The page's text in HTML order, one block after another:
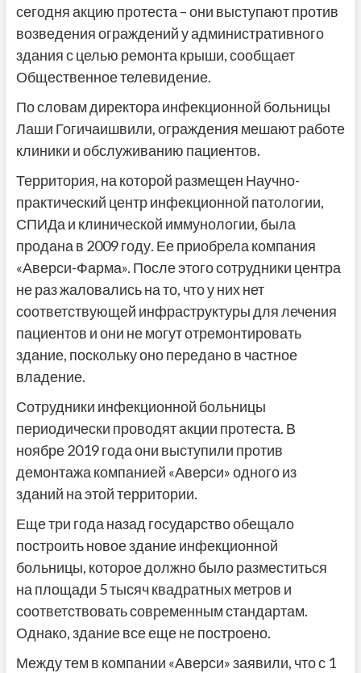
сегодня акцию протеста – они выступают против
возведения ограждений у административного
здания с целью ремонта крыши, сообщает
Общественное телевидение.
По словам директора инфекционной больницы
Лаши Гогичаишвили, ограждения мешают работе
клиники и обслуживанию пациентов.
Территория, на которой размещен Научно-
практический центр инфекционной патологии,
СПИДа и клинической иммунологии, была
продана в 2009 году. Ее приобрела компания
«Аверси-Фарма». После этого сотрудники центра
не раз жаловались на то, что у них нет
соответствующей инфраструктуры для лечения
пациентов и они не могут отремонтировать
здание, поскольку оно передано в частное
владение.
Сотрудники инфекционной больницы
периодически проводят акции протеста. В
ноябре 2019 года они выступили против
демонтажа компанией «Аверси» одного из
зданий на этой территории.
Еще три года назад государство обещало
построить новое здание инфекционной
больницы, которое должно было разместиться
на площади 5 тысяч квадратных метров и
соответствовать современным стандартам.
Однако, здание все еще не построено.
Между тем в компании «Аверси» заявили, что с 1